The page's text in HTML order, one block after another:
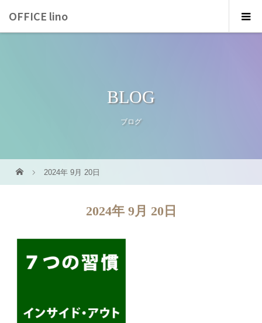
OFFICE lino
BLOG
ブログ
2024年 9月 20日
2024年 9月 20日